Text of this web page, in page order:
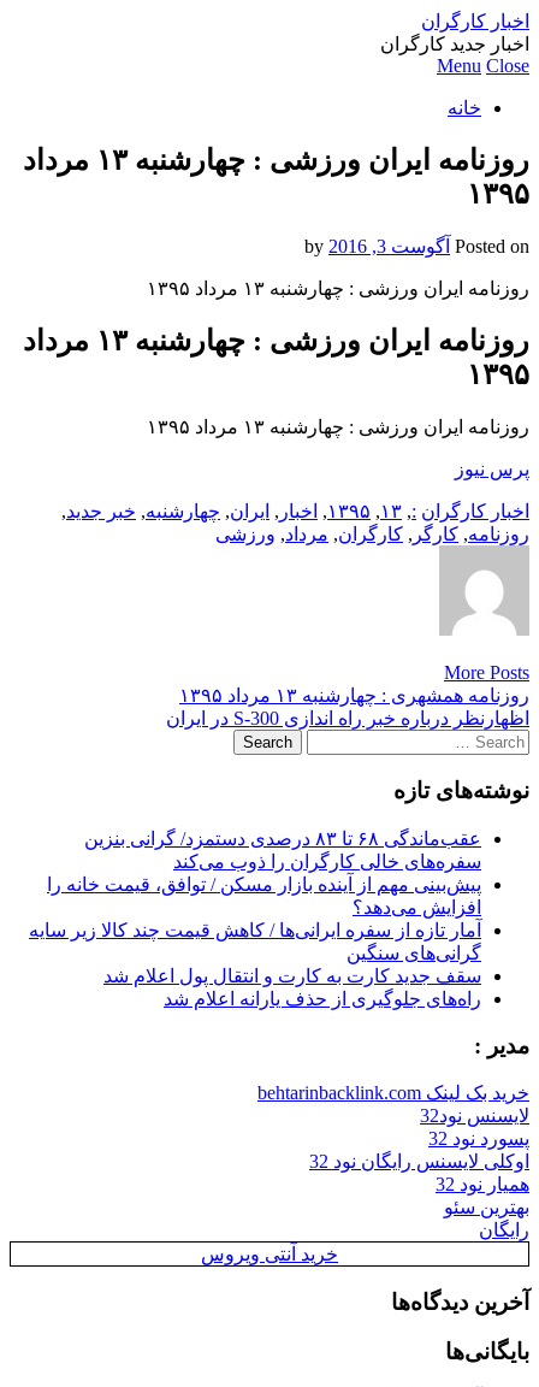
اخبار کارگران
اخبار جدید کارگران
Menu Close
خانه
روزنامه ایران ورزشی : چهارشنبه ۱۳ مرداد
۱۳۹۵
Posted on آگوست 3, 2016
روزنامه ایران ورزشی : چهارشنبه ۱۳ مرداد ۱۳۹۵
روزنامه ایران ورزشی : چهارشنبه ۱۳ مرداد
۱۳۹۵
روزنامه ایران ورزشی : چهارشنبه ۱۳ مرداد ۱۳۹۵
پرس نیوز
اخبار کارگران :
, ۱۳, ۱۳۹۵, اخبار , ایران, چهارشنبه, خبر جدید,
روزنامه, کارگر , کارگران, مرداد, ورزشی
More Posts
Post
navigation
روزنامه همشهری : چهارشنبه ۱۳ مرداد ۱۳۹۵
اظهارنظر درباره خبر راه اندازی S-300 در ایران
Search
for:
نوشته‌های تازه
عقب‌ماندگی ۶۸ تا ۸۳ درصدی دستمزد/ گرانی بنزین
سفره‌های خالی کارگران را ذوب می‌کند
پیش‌بینی مهم از آینده بازار مسکن / توافق، قیمت خانه را
افزایش می‌دهد؟
آمار تازه از سفره ایرانی‌ها / کاهش قیمت چند کالا زیر سایه
گرانی‌های سنگین
سقف جدید کارت به کارت و انتقال پول اعلام شد
راه‌های جلوگیری از حذف یارانه اعلام شد
مدیر :
خرید بک لینک behtarinbacklink.com
لایسنس نود32
پسورد نود 32
اوکلی لایسنس رایگان نود 32
همیار نود 32
بهترین سئو
رایگان
خرید آنتی ویروس
آخرین دیدگاه‌ها
بایگانی‌ها